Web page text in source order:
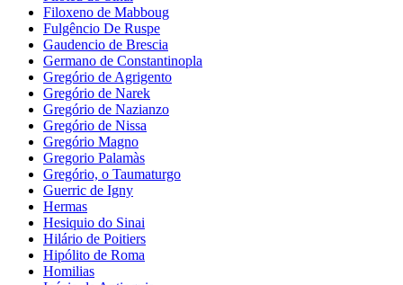
Filoxeno de Mabboug
Fulgêncio De Ruspe
Gaudencio de Brescia
Germano de Constantinopla
Gregório de Agrigento
Gregório de Narek
Gregório de Nazianzo
Gregório de Nissa
Gregório Magno
Gregorio Palamàs
Gregório, o Taumaturgo
Guerric de Igny
Hermas
Hesiquio do Sinai
Hilário de Poitiers
Hipólito de Roma
Homilias